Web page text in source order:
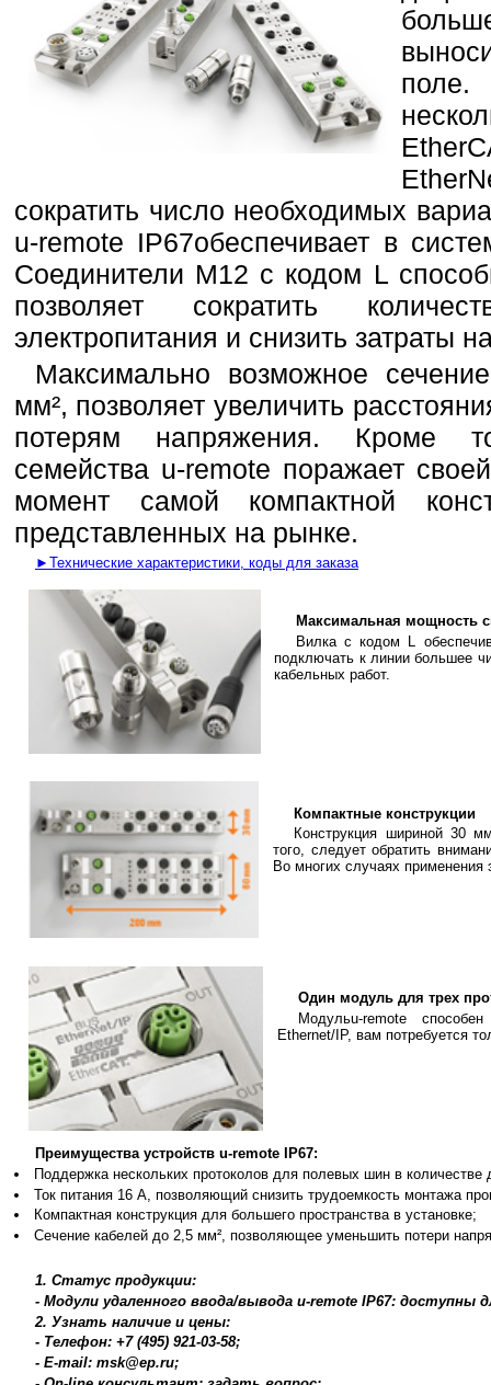
сократить число необходимых
u-remote IP67обеспечивает в
Соединители M12 с кодом L
позволяет сократить
электропитания и снизить затраты
Максимально возможное
мм², позволяет увеличить
потерям напряжения. Кроме
семейства u-remote поражает
момент самой компактной
представленных на рынке.
►Технические характеристики, коды для заказа
Максимальная мощность
Вилка с кодом L
подключать к линии большее
кабельных работ.
Компактные конструкции
Конструкция шириной 30
того, следует обратить
Во многих случаях применения
Один модуль для трех
Модульu-remote
Ethernet/IP, вам потребуется
Преимущества устройств u-remote IP67:
Поддержка нескольких протоколов для полевых шин в количестве
Ток питания 16 A, позволяющий снизить трудоемкость монтажа
Компактная конструкция для большего пространства в установке;
Сечение кабелей до 2,5 мм², позволяющее уменьшить потери
1. Статус продукции:
- Модули удаленного ввода/вывода u-remote IP67: доступны
2. Узнать наличие и цены:
- Телефон: +7 (495) 921-03-58;
- E-mail: msk@ep.ru;